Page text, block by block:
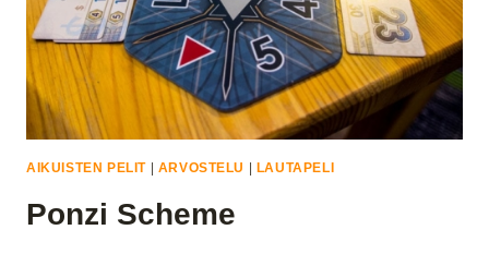
AIKUISTEN PELIT| ARVOSTELU LAUTAPELI
Ponzi Scheme